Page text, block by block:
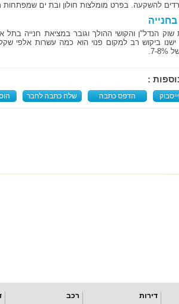
להשקעה. בפרט מומלצות חולון ובת ים שמפתחות
הנדל"ן והקושי ההולך וגובר במציאת חנייה בתל
:
הדפס כתבה שלח כתבה לחבר
דירות רכב